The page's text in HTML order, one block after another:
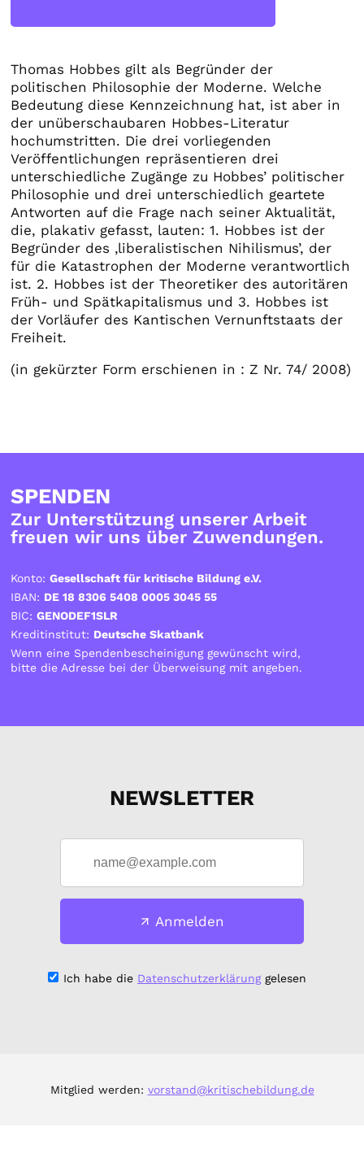
Thomas Hobbes gilt als Begründer der
politischen Philosophie der Moderne. Welche
Bedeutung diese Kennzeichnung hat, ist aber in
der unüberschaubaren Hobbes-Literatur
hochumstritten. Die drei vorliegenden
Veröffentlichungen repräsentieren drei
unterschiedliche Zugänge zu Hobbes’ politischer
Philosophie und drei unterschiedlich geartete
Antworten auf die Frage nach seiner Aktualität,
die, plakativ gefasst, lauten: 1. Hobbes ist der
Begründer des ‚liberalistischen Nihilismus’, der
für die Katastrophen der Moderne verantwortlich
ist. 2. Hobbes ist der Theoretiker des autoritären
Früh- und Spätkapitalismus und 3. Hobbes ist
der Vorläufer des Kantischen Vernunftstaats der
Freiheit.
(in gekürzter Form erschienen in : Z Nr. 74/ 2008)
SPENDEN
Zur Unterstützung unserer Arbeit
freuen wir uns über Zuwendungen.
Konto:Gesellschaft für kritische Bildung e.V.
IBAN: DE 18 8306 5408 0005 3045 55
BIC:GENODEF1SLR
Kreditinstitut: Deutsche Skatbank
Wenn eine Spendenbescheinigung gewünscht wird,
bitte die Adresse bei der Überweisung mit angeben.
NEWSLETTER
Anmelden
Ich habe die Datenschutzerklärunggelesen
Mitglied werden: vorstand@kritischebildung.de